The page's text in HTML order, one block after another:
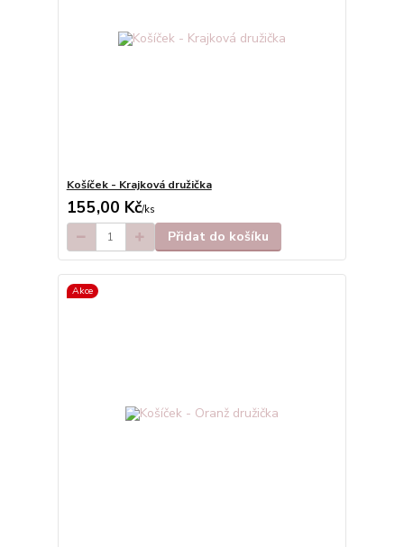
Košíček - Krajková družička
155,00 Kč/ks
Přidat do košíku
Akce